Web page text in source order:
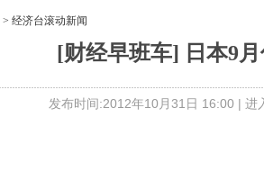
> 经济台滚动新闻
[财经早班车] 日本9
发布时间:2012年10月31日 16:00 | 进